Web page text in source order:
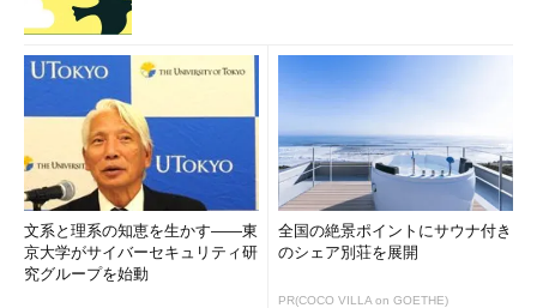
文系と理系の知恵を生かす――東
京大学がサイバーセキュリティ研
究グループを始動
全国の絶景ポイントにサウナ付き
のシェア別荘を展開
PR(COCO VILLA on GOETHE)